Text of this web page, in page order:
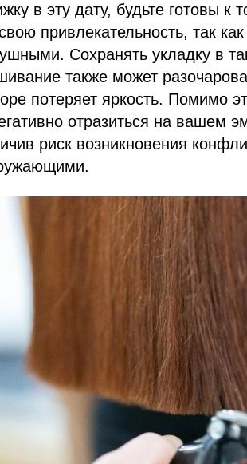
в эту дату, будьте готовы к
привлекательность, так
Сохранять укладку в
также может
потеряет яркость. Помимо
отразиться на вашем
риск возникновения